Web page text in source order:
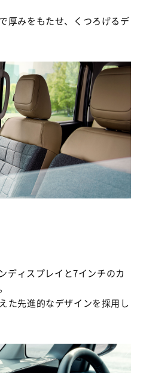
厚みをもたせ、くつろげるデ
ディスプレイと7インチのカ
た先進的なデザインを採用し